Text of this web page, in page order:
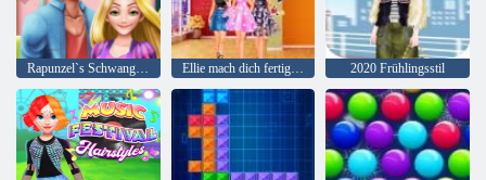
Rapunzel`s Schwangerschaft Ellie mach dich fertig mit mir 2 2020 Frühlingsstil